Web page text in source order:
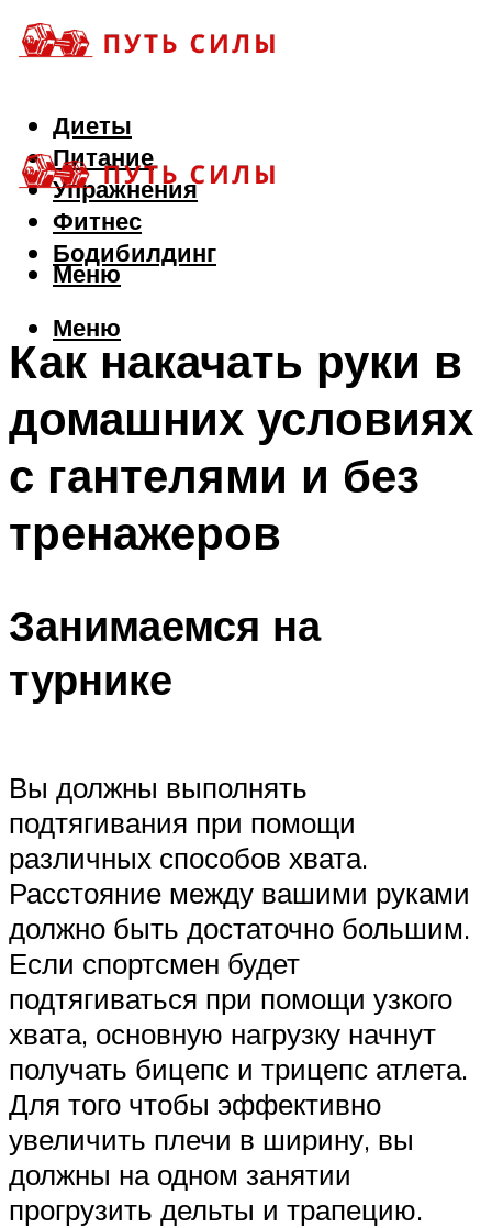
Диеты
Питание
Упражнения
Фитнес
Бодибилдинг
Меню
Меню
Как накачать руки в
домашних условиях
с гантелями и без
тренажеров
Занимаемся на
турнике
Вы должны выполнять
подтягивания при помощи
различных способов хвата.
Расстояние между вашими руками
должно быть достаточно большим.
Если спортсмен будет
подтягиваться при помощи узкого
хвата, основную нагрузку начнут
получать бицепс и трицепс атлета.
Для того чтобы эффективно
увеличить плечи в ширину, вы
должны на одном занятии
прогрузить дельты и трапецию.